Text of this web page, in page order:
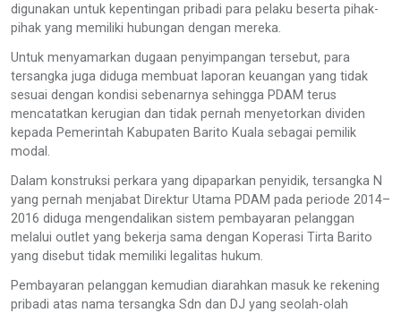
digunakan untuk kepentingan pribadi para pelaku beserta pihak-
pihak yang memiliki hubungan dengan mereka.
Untuk menyamarkan dugaan penyimpangan tersebut, para
tersangka juga diduga membuat laporan keuangan yang tidak
sesuai dengan kondisi sebenarnya sehingga PDAM terus
mencatatkan kerugian dan tidak pernah menyetorkan dividen
kepada Pemerintah Kabupaten Barito Kuala sebagai pemilik
modal.
Dalam konstruksi perkara yang dipaparkan penyidik, tersangka N
yang pernah menjabat Direktur Utama PDAM pada periode 2014–
2016 diduga mengendalikan sistem pembayaran pelanggan
melalui outlet yang bekerja sama dengan Koperasi Tirta Barito
yang disebut tidak memiliki legalitas hukum.
Pembayaran pelanggan kemudian diarahkan masuk ke rekening
pribadi atas nama tersangka Sdn dan DJ yang seolah-olah